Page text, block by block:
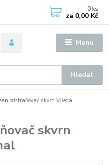
Menu
Hledat
0 ks
za 0,00 Kč
odstraňovač skvrn Vileda
skvrn